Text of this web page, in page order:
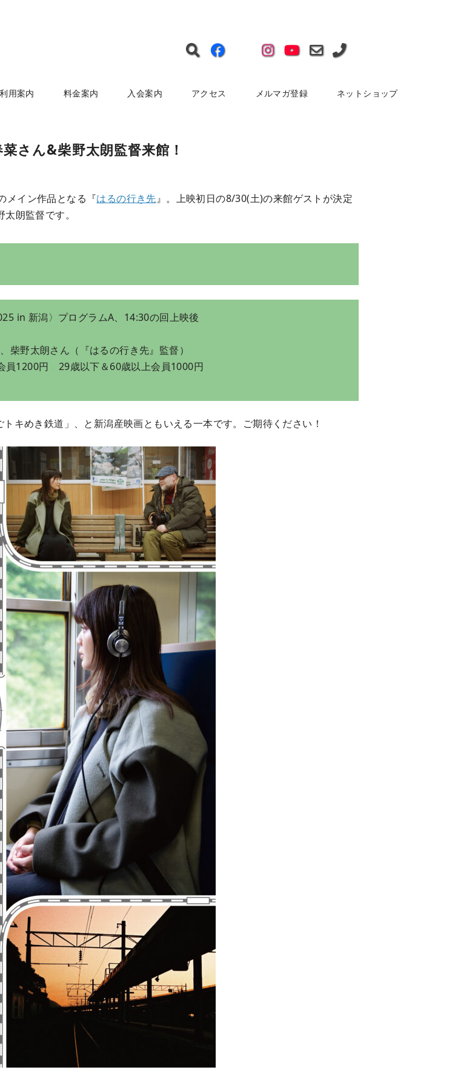
用案内 料金案内 入会案内 アクセス メルマガ登録 ネットショップ
さん&柴野太朗監督来館！
メイン作品となる『はるの行き先』。上映初日の8/30(土)の来館ゲストが決定
朗監督です。
in 新潟〉プログラムA、14:30の回上映後
柴野太朗さん（『はるの行き先』監督）
1200円 29歳以下＆60歳以上会員1000円
キめき鉄道」、と新潟産映画ともいえる一本です。ご期待ください！